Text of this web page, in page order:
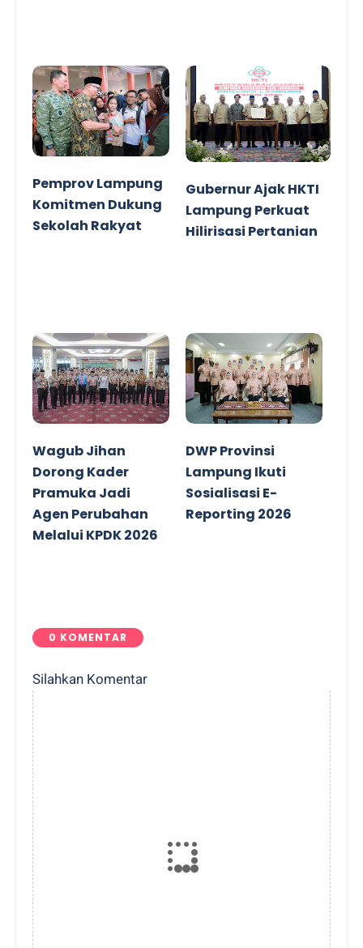
Pemprov Lampung
Komitmen Dukung
Sekolah Rakyat
Gubernur Ajak HKTI
Lampung Perkuat
Hilirisasi Pertanian
Wagub Jihan
Dorong Kader
Pramuka Jadi
Agen Perubahan
Melalui KPDK 2026
DWP Provinsi
Lampung Ikuti
Sosialisasi E-
Reporting 2026
0 KOMENTAR
Silahkan Komentar